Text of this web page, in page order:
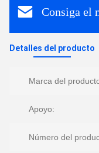
Consiga el
Detalles del producto
Marca del
Apoyo:
Número del